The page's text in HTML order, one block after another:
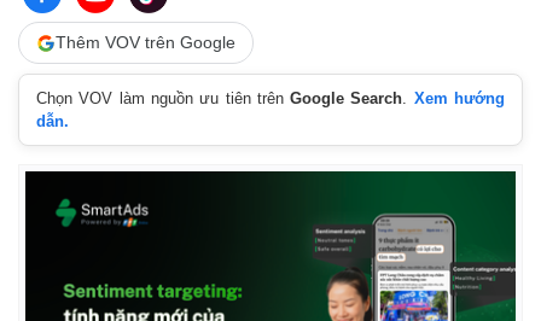
Thêm VOV trên Google
Chọn VOV làm nguồn ưu tiên trênGoogle Search. Xem hướng
dẫn.